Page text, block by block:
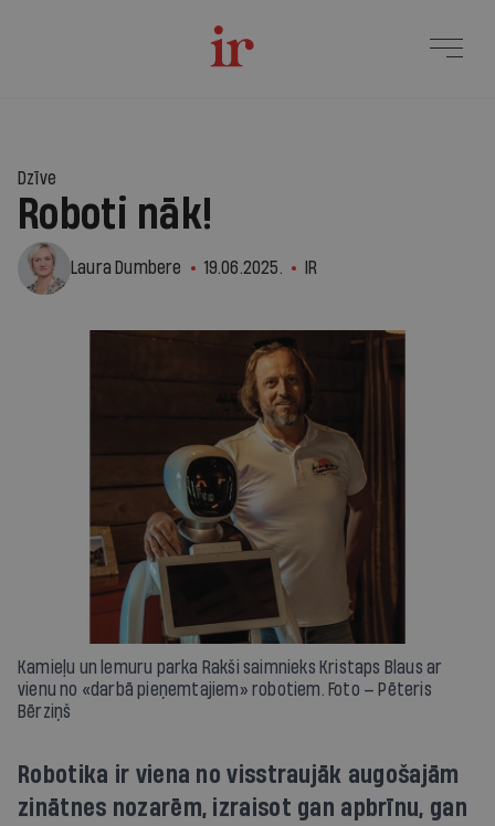
Dzīve
Roboti nāk!
Laura Dumbere 19.06.2025. IR
Kamieļu un lemuru parka Rakši saimnieks Kristaps Blaus ar
vienu no «darbā pieņemtajiem» robotiem. Foto — Pēteris
Bērziņš
Robotika ir viena no visstraujāk augošajām
zinātnes nozarēm, izraisot gan apbrīnu, gan